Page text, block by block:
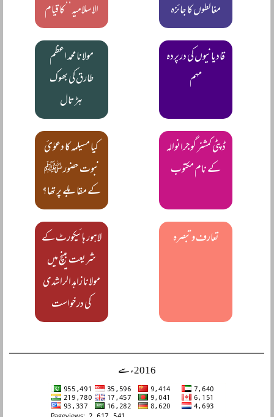
مغالطوں کا جائزہ
الاسلامیہ‘‘ کا قیام
قادیانیوں کی درپردہ
مہم
مولانا محمد اعظم
طارق کی بھوک
ہڑتال
ڈپٹی کمشنر گوجرانوالہ
کے نام مکتوب
کیا مسیلمہ کا دعوٰیٔ
نبوت حضور ﷺ
کے مقابلے پر تھا؟
تعارف و تبصرہ
لاہور ہائیکورٹ کے
شریعت بینچ میں
مولانا زاہد الراشدی
کی درخواست
2016ء سے